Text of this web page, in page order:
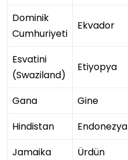
Dominik
Cumhuriyeti
Ekvador
Esvatini
(Swaziland)
Etiyopya
Gana Gine
Hindistan
Endonezya
Jamaika
Ürdün